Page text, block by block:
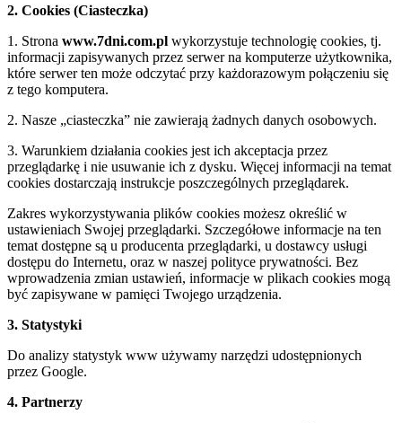
2. Cookies (Ciasteczka)
1. Strona www.7dni.com.pl wykorzystuje technologię cookies, tj.
informacji zapisywanych przez serwer na komputerze użytkownika,
które serwer ten może odczytać przy każdorazowym połączeniu się
z tego komputera.
2. Nasze „ciasteczka” nie zawierają żadnych danych osobowych.
3. Warunkiem działania cookies jest ich akceptacja przez
przeglądarkę i nie usuwanie ich z dysku. Więcej informacji na temat
cookies dostarczają instrukcje poszczególnych przeglądarek.
Zakres wykorzystywania plików cookies możesz określić w
ustawieniach Swojej przeglądarki. Szczegółowe informacje na ten
temat dostępne są u producenta przeglądarki, u dostawcy usługi
dostępu do Internetu, oraz w naszej polityce prywatności. Bez
wprowadzenia zmian ustawień, informacje w plikach cookies mogą
być zapisywane w pamięci Twojego urządzenia.
3. Statystyki
Do analizy statystyk www używamy narzędzi udostępnionych
przez Google.
4. Partnerzy